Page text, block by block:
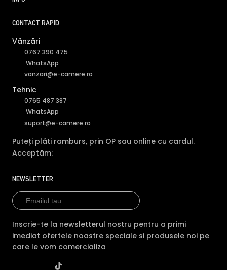
CONTACT RAPID
Vânzări
0767 390 475
WhatsApp
vanzari@e-camere.ro
Tehnic
0765 487 387
WhatsApp
suport@e-camere.ro
Puteți plăti ramburs, prin OP sau online cu cardul.
Acceptăm:
NEWSLETTER
Inscrie-te la newsletterul nostru pentru a primi
imediat ofertele noastre speciale si produsele noi pe
care le vom comercializa